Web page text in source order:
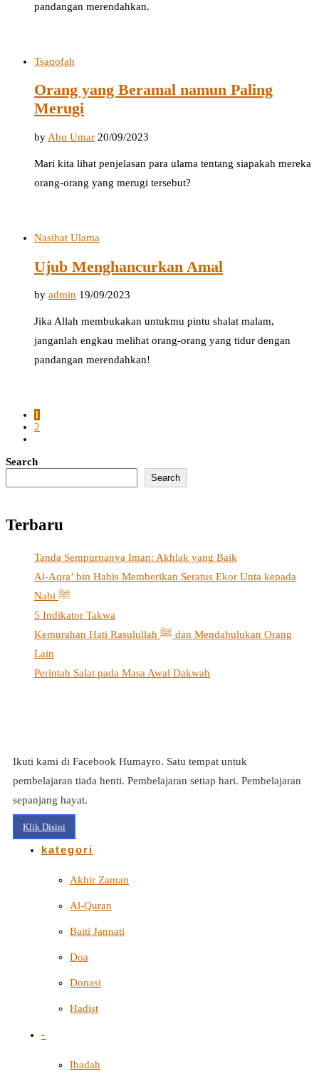
pandangan merendahkan.
Tsaqofah
Orang yang Beramal namun Paling
Merugi
by Abu Umar 20/09/2023
Mari kita lihat penjelasan para ulama tentang siapakah mereka
orang-orang yang merugi tersebut?
Nasihat Ulama
Ujub Menghancurkan Amal
by admin 19/09/2023
Jika Allah membukakan untukmu pintu shalat malam,
janganlah engkau melihat orang-orang yang tidur dengan
pandangan merendahkan!
1
2
Search
Search
Terbaru
Tanda Sempurnanya Iman: Akhlak yang Baik
Al-Aqra’ bin Habis Memberikan Seratus Ekor Unta kepada
Nabi ﷺ
5 Indikator Takwa
Kemurahan Hati Rasulullah ﷺ dan Mendahulukan Orang
Lain
Perintah Salat pada Masa Awal Dakwah
Ikuti kami di Facebook Humayro. Satu tempat untuk
pembelajaran tiada henti. Pembelajaran setiap hari. Pembelajaran
sepanjang hayat.
Klik Disini
kategori
Akhir Zaman
Al-Quran
Baiti Jannati
Doa
Donasi
Hadist
-
Ibadah